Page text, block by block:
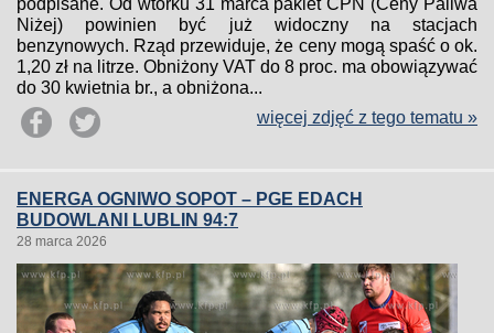
podpisane. Od wtorku 31 marca pakiet CPN (Ceny Paliwa
Niżej) powinien być już widoczny na stacjach
benzynowych. Rząd przewiduje, że ceny mogą spaść o ok.
1,20 zł na litrze. Obniżony VAT do 8 proc. ma obowiązywać
do 30 kwietnia br., a obniżona...
więcej zdjęć z tego tematu »
ENERGA OGNIWO SOPOT – PGE EDACH
BUDOWLANI LUBLIN 94:7
28 marca 2026